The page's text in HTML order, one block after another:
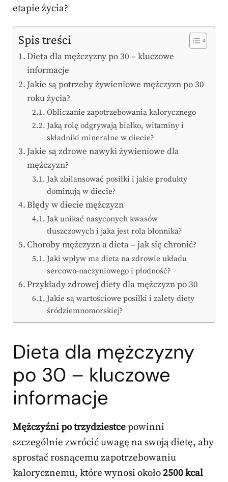
etapie życia?
Spis treści
Dieta dla mężczyzny po 30 – kluczowe
informacje
Jakie są potrzeby żywieniowe mężczyzn po 30
roku życia?
Obliczanie zapotrzebowania kalorycznego
Jaką rolę odgrywają białko, witaminy i
składniki mineralne w diecie?
Jakie są zdrowe nawyki żywieniowe dla
mężczyzn?
Jak zbilansować posiłki i jakie produkty
dominują w diecie?
Błędy w diecie mężczyzn
Jak unikać nasyconych kwasów
tłuszczowych i jaka jest rola błonnika?
Choroby mężczyzn a dieta – jak się chronić?
Jaki wpływ ma dieta na zdrowie układu
sercowo-naczyniowego i płodność?
Przykłady zdrowej diety dla mężczyzn po 30
Jakie są wartościowe posiłki i zalety diety
śródziemnomorskiej?
Dieta dla mężczyzny
po 30 – kluczowe
informacje
Mężczyźni po trzydziestcepowinni
szczególnie zwrócić uwagę na swoją dietę, aby
sprostać rosnącemu zapotrzebowaniu
kalorycznemu, które wynosi około 2500 kcal